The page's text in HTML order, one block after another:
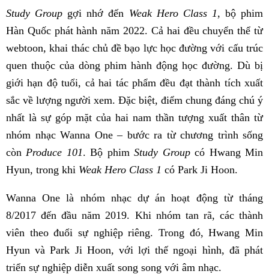
Study Group gợi nhớ đến Weak Hero Class 1, bộ phim
Hàn Quốc phát hành năm 2022. Cả hai đều chuyển thể từ
webtoon, khai thác chủ đề bạo lực học đường với cấu trúc
quen thuộc của dòng phim hành động học đường. Dù bị
giới hạn độ tuổi, cả hai tác phẩm đều đạt thành tích xuất
sắc về lượng người xem. Đặc biệt, điểm chung đáng chú ý
nhất là sự góp mặt của hai nam thần tượng xuất thân từ
nhóm nhạc Wanna One – bước ra từ chương trình sống
còn Produce 101. Bộ phimStudy Groupcó Hwang Min
Hyun, trong khi Weak Hero Class 1 có Park Ji Hoon.
Wanna One là nhóm nhạc dự án hoạt động từ tháng
8/2017 đến đầu năm 2019. Khi nhóm tan rã, các thành
viên theo đuổi sự nghiệp riêng. Trong đó, Hwang Min
Hyun và Park Ji Hoon, với lợi thế ngoại hình, đã phát
triển sự nghiệp diễn xuất song song với âm nhạc.